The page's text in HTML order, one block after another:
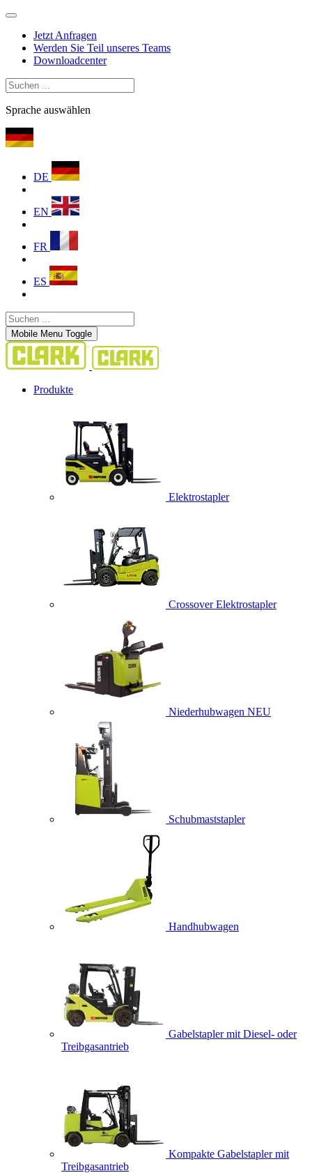
Jetzt Anfragen
Werden Sie Teil unseres Teams
Downloadcenter
Sprache auswählen
DE
EN
FR
ES
Mobile Menu Toggle
Produkte
Elektrostapler
Crossover Elektrostapler
Niederhubwagen NEU
Schubmaststapler
Handhubwagen
Gabelstapler mit Diesel- oder
Treibgasantrieb
Kompakte Gabelstapler mit
Treibgasantrieb